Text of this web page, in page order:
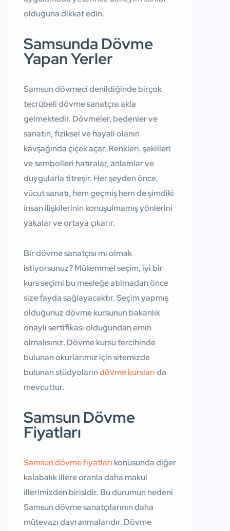
olduğuna dikkat edin.
Samsunda Dövme
Yapan Yerler
Samsun dövmecidenildiğinde birçok
tecrübeli dövme sanatçısı akla
gelmektedir. Dövmeler, bedenler ve
sanatın, fiziksel ve hayali olanın
kavşağında çiçek açar. Renkleri, şekilleri
ve sembolleri hatıralar, anlamlar ve
duygularla titreşir. Her şeyden önce,
vücut sanatı, hem geçmiş hem de şimdiki
insan ilişkilerinin konuşulmamış yönlerini
yakalar ve ortaya çıkarır.
Bir dövme sanatçısı mı olmak
istiyorsunuz? Mükemmel seçim, iyi bir
kurs seçimi bu mesleğe atılmadan önce
size fayda sağlayacaktır. Seçim yapmış
olduğunuz dövme kursunun bakanlık
onaylı sertifikası olduğundan emin
olmalısınız. Dövme kursu tercihinde
bulunan okurlarımız için sitemizde
bulunan stüdyolarındövme kurslarıda
mevcuttur.
Samsun Dövme
Fiyatları
Samsun dövme fiyatları konusunda diğer
kalabalık illere oranla daha makul
illerimizden birisidir. Bu durumun nedeni
Samsun dövme sanatçılarının daha
mütevazı davranmalarıdır. Dövme